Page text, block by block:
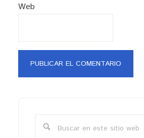
Web
primaria